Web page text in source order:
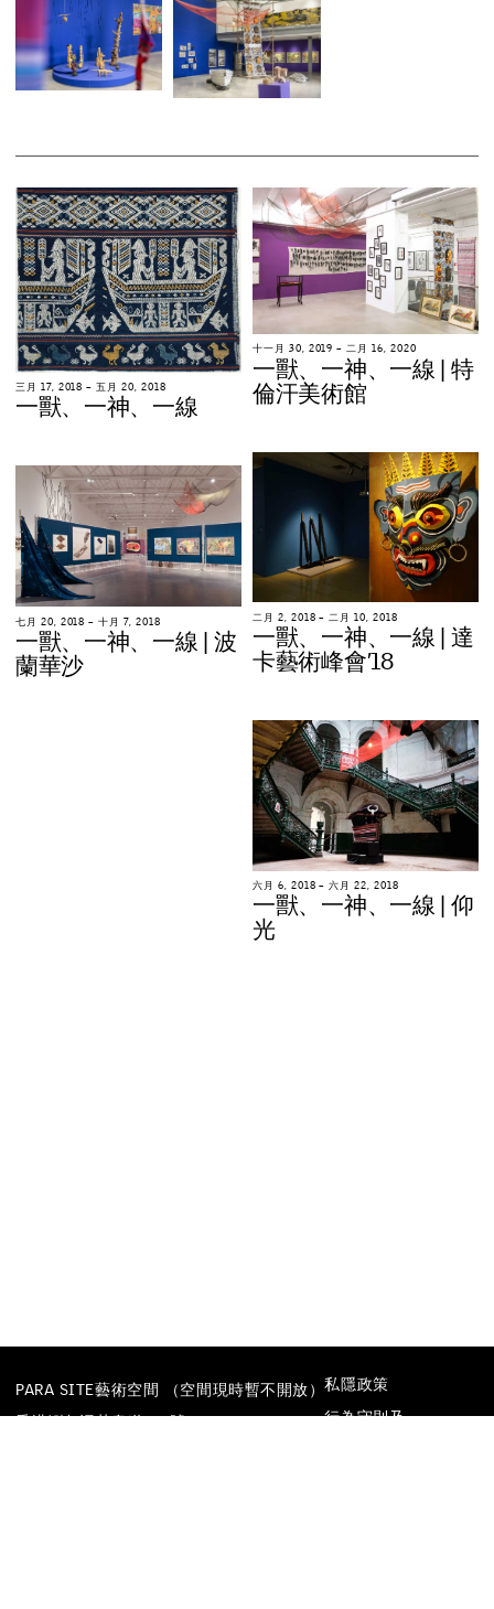
三 月 17, 2018 – 五月 20, 2018
一獸、 一神、 一線
十一月 30, 2019 – 二月 16, 2020
一獸、 一神、 一線 | 特
倫汗美術館
二月 2, 2018 – 二月 10, 2018
一獸、 一神、 一線 | 達
卡藝術峰會’18
七月 20, 2018 – 十月 7, 2018
一獸、 一神、 一線 波
蘭華沙
六月 6, 2018 – 六月 22, 2018
一獸、 一神、 一線 仰
光
PARA SITE藝術空間 （空間現時暫不開放）
香港鰂魚涌英皇道677號
私隱政策
行為守則及